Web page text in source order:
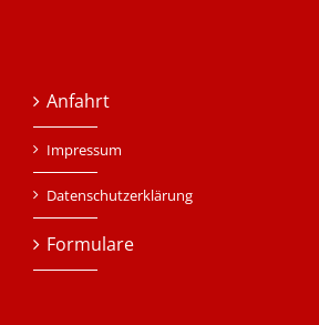
Anfahrt
Impressum
Datenschutzerklärung
Formulare